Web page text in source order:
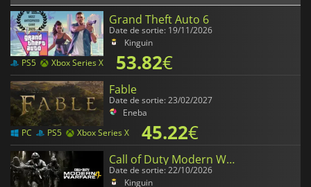
Grand Theft Auto 6
Date de sortie: 19/11/2026
Kinguin
PS5
Xbox Series X 53.82€
Fable
Date de sortie: 23/02/2027
Eneba
PC
PS5 Xbox Series X 45.22€
Call of Duty Modern Warfare 4
Date de sortie: 22/10/2026
Kinguin